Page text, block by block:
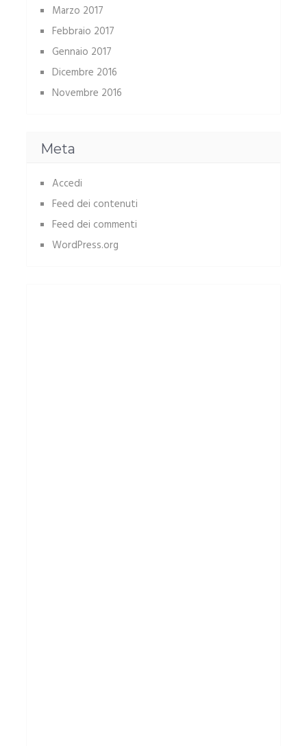
Marzo 2017
Febbraio 2017
Gennaio 2017
Dicembre 2016
Novembre 2016
Meta
Accedi
Feed dei contenuti
Feed dei commenti
WordPress.org